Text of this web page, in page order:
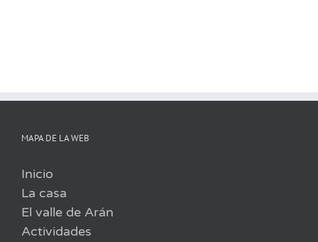
MAPA DE LA WEB
Inicio
La casa
El valle de Arán
Actividades